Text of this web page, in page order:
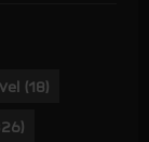
(18)